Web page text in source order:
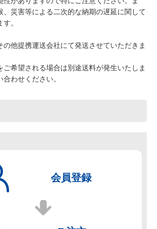
、災害等による二次的な納期の遅延に関して
。
の他提携運送会社にて発送させていただきま
ご希望される場合は別途送料が発生いたしま
わせください。
会員登録